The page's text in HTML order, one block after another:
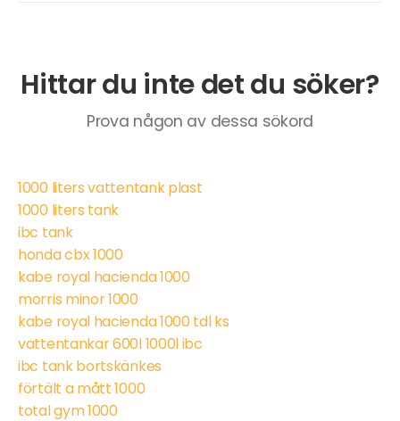
Hittar du inte det du söker?
Prova någon av dessa sökord
1000 liters vattentank plast
1000 liters tank
ibc tank
honda cbx 1000
kabe royal hacienda 1000
morris minor 1000
kabe royal hacienda 1000 tdl ks
vattentankar 600l 1000l ibc
ibc tank bortskänkes
förtält a mått 1000
total gym 1000